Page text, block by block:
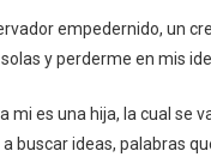
empedernido, un
y perderme en mis
mi es una hija, la cual se
buscar ideas, palabras